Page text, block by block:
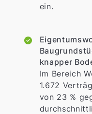
ein.
knapper
Im Bereich
1.672
von 23 %